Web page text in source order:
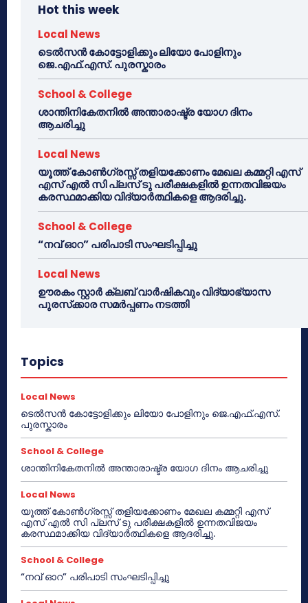
Hot this week
Local News
ടെൽസൻ കോട്ടോളിക്കും ലിയോ പോളിനും
ജെ.എഫ്.എസ്. പുരസ്കാരം
School & College
ശാന്തിനികേതനിൽ അന്താരാഷ്ട്ര യോഗ ദിനം
ആചരിച്ചു
Local News
യൂത്ത് കോൺഗ്രസ്സ് തളിയക്കോണം മേഖല കമ്മറ്റി എസ്
എസ് എൽ സി പ്ലസ് ടു പരീക്ഷകളിൽ ഉന്നതവിജയം
കരസ്ഥമാക്കിയ വിദ്യാർത്ഥികളെ ആദരിച്ചു.
School & College
“നവ് ഓറ” പരിപാടി സംഘടിപ്പിച്ചു
Local News
ഊരകം സ്റ്റാർ ക്ലബ് വാർഷികവും വിദ്യാഭ്യാസ
പുരസ്‌ക്കാര സമർപ്പണം നടത്തി
Topics
Local News
ടെൽസൻ കോട്ടോളിക്കും ലിയോ പോളിനും ജെ.എഫ്.എസ്.
പുരസ്കാരം
School & College
ശാന്തിനികേതനിൽ അന്താരാഷ്ട്ര യോഗ ദിനം ആചരിച്ചു
Local News
യൂത്ത് കോൺഗ്രസ്സ് തളിയക്കോണം മേഖല കമ്മറ്റി എസ്
എസ് എൽ സി പ്ലസ് ടു പരീക്ഷകളിൽ ഉന്നതവിജയം
കരസ്ഥമാക്കിയ വിദ്യാർത്ഥികളെ ആദരിച്ചു.
School & College
“നവ് ഓറ” പരിപാടി സംഘടിപ്പിച്ചു